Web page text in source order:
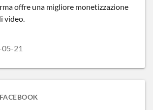
offre una migliore monetizzazione
video.
21